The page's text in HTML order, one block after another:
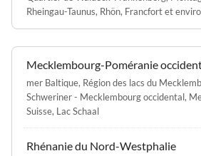
Rheingau-Taunus, Rhön, Francfort et
Mecklembourg-Poméranie
mer Baltique, Région des lacs du
Schweriner - Mecklembourg occidental,
Suisse, Lac Schaal
Rhénanie du Nord-Westphalie